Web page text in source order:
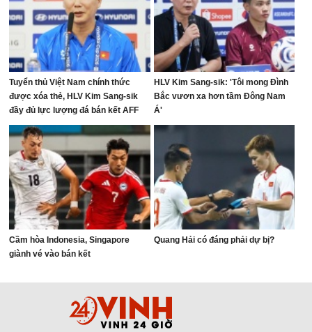
Tuyển thủ Việt Nam chính thức
được xóa thẻ, HLV Kim Sang-sik
đầy đủ lực lượng đá bán kết AFF
Cup
HLV Kim Sang-sik: 'Tôi mong Đình
Bắc vươn xa hơn tầm Đông Nam
Á'
Cầm hòa Indonesia, Singapore
giành vé vào bán kết
Quang Hải có đáng phải dự bị?